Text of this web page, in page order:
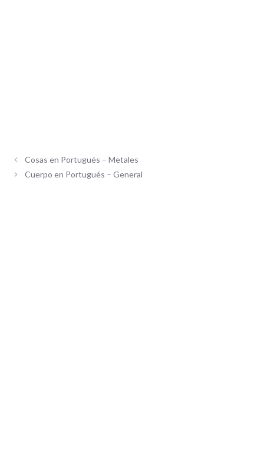
Cosas en Portugués – Metales
Cuerpo en Portugués – General